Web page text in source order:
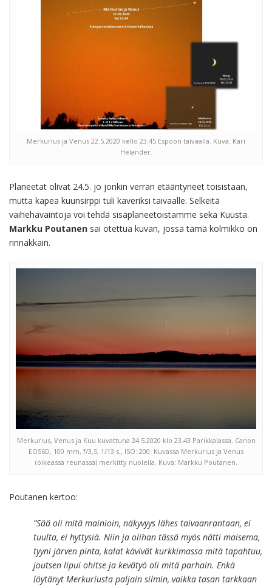
Merkurius ja Venus 22.5.2020 kello 23.45 Espoon taivaalla. Kuva: Kari
Helander.
Planeetat olivat 24.5. jo jonkin verran etääntyneet toisistaan,
mutta kapea kuunsirppi tuli kaveriksi taivaalle. Selkeitä
vaihehavaintoja voi tehdä sisäplaneetoistamme sekä Kuusta.
Markku Poutanen sai otettua kuvan, jossa tämä kolmikko on
rinnakkain.
Merkurius, Venus ja Kuu kuvattuna 24.5.2020 klo 23.43 Parikkalassa. Canon
EOS6D, 100 mm, f/3,5, 1/13 s., ISO: 200. Kuvassa Merkurius ja Venus
(oikeassa reunassa) merkitty nuolella. Kuva: Markku Poutanen.
Poutanen kertoo:
”Sää oli mitä mainioin, näkyvyys lähes taivaanrantaan, ei
tuulta, ei hyttysiä. Niin ja olihan tässä myös nätti maisema,
tyyni järven pinta, kalat kävivät kurkkimassa mitä tapahtuu,
joutsen lipui ohitse ja kevätyö oli mitä parhain. Enkä
löytänyt Merkuriusta paljain silmin, vaikka tasan tarkkaan